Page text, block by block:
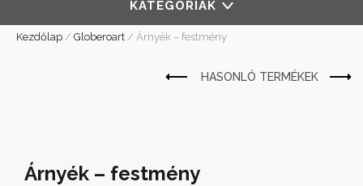
KATEGÓRIÁK
Kezdőlap / Globeroart / Árnyék – festmény
Árnyék – festmény